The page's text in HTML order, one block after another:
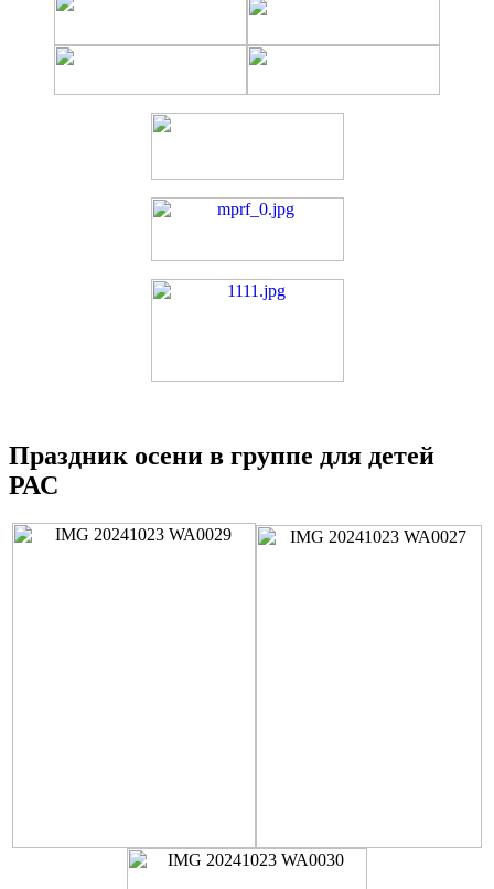
Праздник осени в группе для детей
РАС